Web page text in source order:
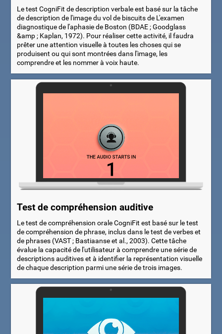
Le test CogniFit de description verbale est basé sur la tâche
de description de l'image du vol de biscuits de L'examen
diagnostique de l'aphasie de Boston (BDAE ; Goodglass
&amp ; Kaplan, 1972). Pour réaliser cette activité, il faudra
prêter une attention visuelle à toutes les choses qui se
produisent ou qui sont montrées dans l'image, les
comprendre et les nommer à voix haute.
Test de compréhension auditive
Le test de compréhension orale CogniFit est basé sur le test
de compréhension de phrase, inclus dans le test de verbes et
de phrases (VAST ; Bastiaanse et al., 2003). Cette tâche
évalue la capacité de l'utilisateur à comprendre une série de
descriptions auditives et à identifier la représentation visuelle
de chaque description parmi une série de trois images.